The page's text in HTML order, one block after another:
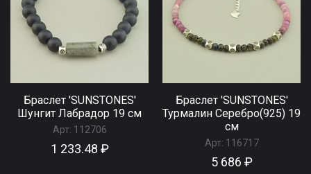
Браслет 'SUNSTONES'
Шунгит Лабрадор 19 см
Арт: 112706
1 233.48 ₽
Браслет 'SUNSTONES'
Турмалин Серебро(925) 19
см
Арт: 116717
5 686 ₽